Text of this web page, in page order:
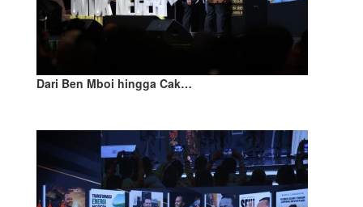
Dari Ben Mboi hingga Cak…